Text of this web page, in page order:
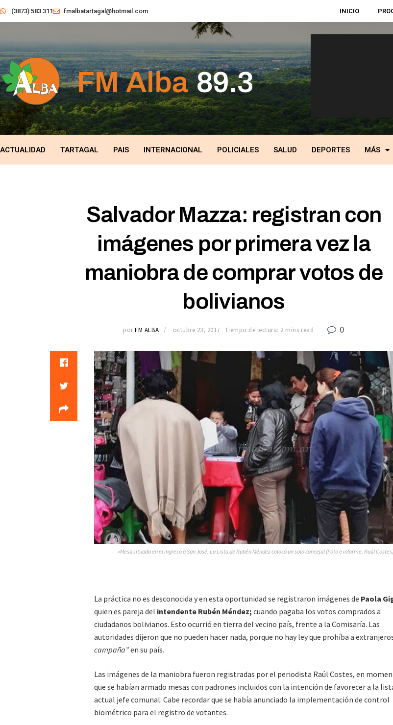
(3873) 583 311 fmalbatartagal@hotmail.com INICIO
ACTUALIDAD TARTAGAL PAIS INTERNACIONAL POLICIALES SALUD DEPORTES MÁS
Salvador Mazza: registran con
imágenes por primera vez la
maniobra de comprar votos de
bolivianos
por FM ALBA octubre 23, 2017 Tiempo de lectura: 2 mins read 0
»Mesa situada en el ingreso a San José. La Lista de Rubén Méndez colocó un solo concejal (Foto e informe: Raúl Costes)
La práctica no es desconocida y en esta oportunidad se registraron imágenes de Paola
quien es pareja del intendente Rubén Méndez; cuando pagaba los votos comprados a
ciudadanos bolivianos. Esto ocurrió en tierra del vecino país, frente a la Comisaría. Las
autoridades dijeron que no pueden hacer nada, porque no hay ley que prohíba a
campaña”en su país.
Las imágenes de la maniobra fueron registradas por el periodista Raúl Costes, en
que se habían armado mesas con padrones incluidos con la intención de favorecer a la
actual jefe comunal. Cabe recordar que se había anunciado la implementación de control
biométrico para el registro de votantes.